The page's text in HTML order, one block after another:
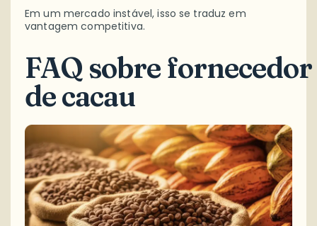
Em um mercado instável, isso se traduz em
vantagem competitiva.
FAQ sobre fornecedor
de cacau